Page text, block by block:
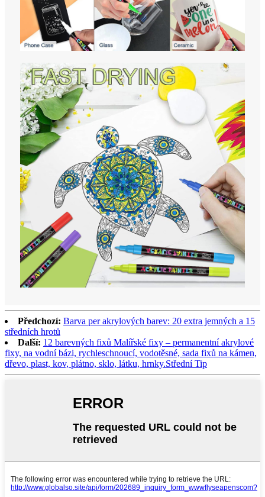
Předchozí: Barva per akrylových barev: 20 extra jemných a 15
středních hrotů
Další: 12 barevných fixů Malířské fixy – permanentní akrylové
fixy, na vodní bázi, rychleschnoucí, vodotěsné, sada fixů na kámen,
dřevo, plast, kov, plátno, sklo, látku, hrnky.Střední Tip